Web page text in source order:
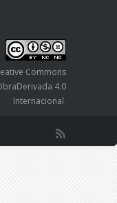
Commons
4.0
Internacional